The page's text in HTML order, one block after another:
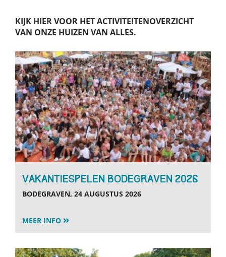
KIJK HIER VOOR HET ACTIVITEITENOVERZICHT
VAN ONZE HUIZEN VAN ALLES.
Vakantiespelen Bodegraven 2026
BODEGRAVEN, 24 AUGUSTUS 2026
MEER INFO